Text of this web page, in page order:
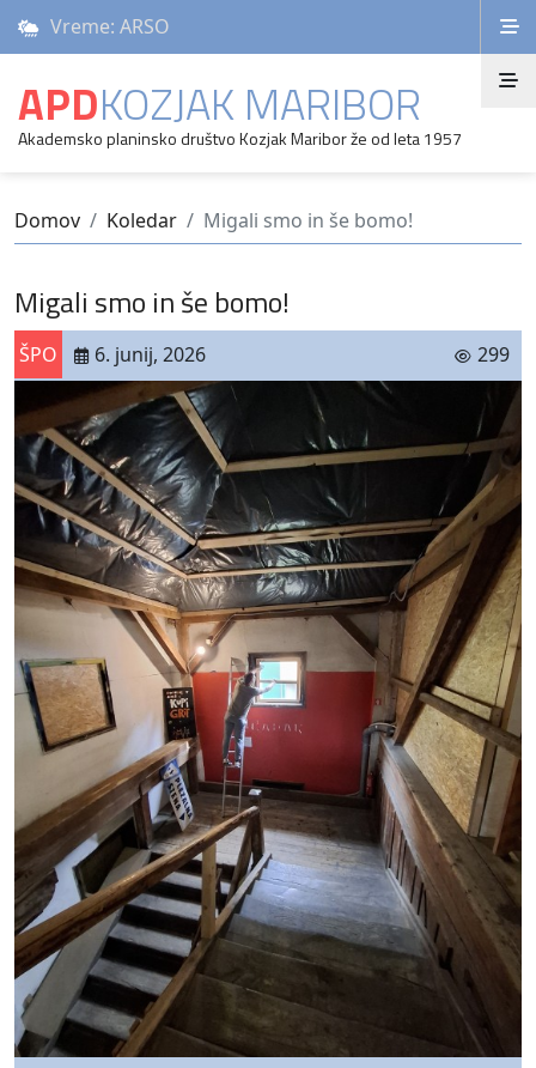
Vreme: ARSO
APDKOZJAK MARIBOR
Akademsko planinsko društvo Kozjak Maribor že od leta 1957
Domov Koledar Migali smo in še bomo!
Migali smo in še bomo!
ŠPO 6. junij, 2026 299